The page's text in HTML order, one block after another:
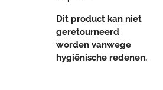
Dit product kan niet
geretourneerd
worden vanwege
hygiënische redenen.